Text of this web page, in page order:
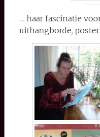
… haar fascinatie
uithangborde,